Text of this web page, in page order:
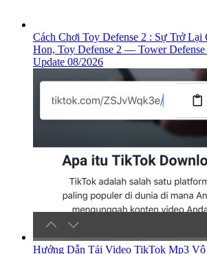
Cách Chơi Toy Defense 2 : Sự Trở
Hon, ‎Toy Defense 2 — Tower Defense
Update 08/2026
Hướng Dẫn Tải Video TikTok Mp3